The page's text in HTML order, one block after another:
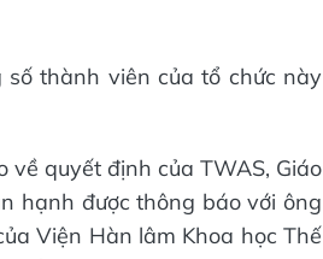
thành viên của tổ chức này
về quyết định của TWAS, Giáo
hạnh được thông báo với ông
Viện Hàn lâm Khoa học Thế